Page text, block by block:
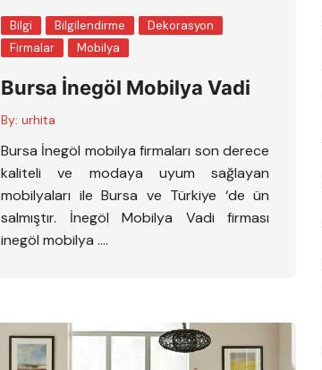
Bilgi Bilgilendirme
Dekorasyon
Firmalar
Mobilya
Bursa İnegöl Mobilya Vadi
By: urhita
Bursa İnegöl mobilya firmaları son derece
kaliteli ve modaya uyum sağlayan
mobilyaları ile Bursa ve Türkiye ‘de ün
salmıştır. İnegöl Mobilya Vadi firması
inegöl mobilya ….